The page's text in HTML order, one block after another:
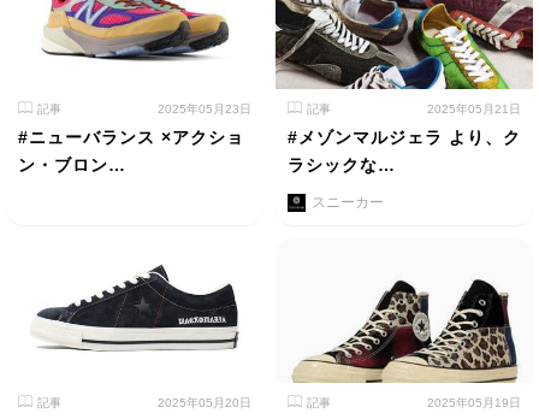
記事 2025年05月23日
#ニューバランス ×アクショ
ン・ブロン…
記事 2025年05月21日
#メゾンマルジェラ より、ク
ラシックな…
スニーカー
記事 2025年05月20日 記事 2025年05月19日